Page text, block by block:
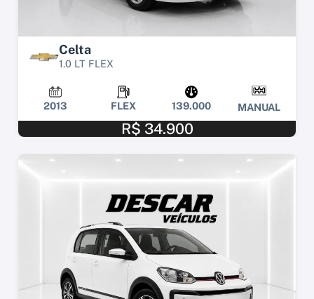
Celta
1.0 LT FLEX
2013 FLEX 139.000 MANUAL
R$ 34.900